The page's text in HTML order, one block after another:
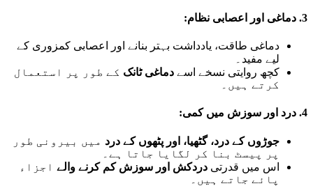
3. دماغی اور اعصابی نظام:
دماغی طاقت، یادداشت بہتر بنانے اور اعصابی کمزوری کے
لیے مفید۔
کچھ روایتی نسخے اسے دماغی ٹانک کے طور پر استعمال
کرتے ہیں۔
4. درد اور سوزش میں کمی:
جوڑوں کے درد، گٹھیا، اور پٹھوں کے درد میں بیرونی طور
پر پیسٹ بنا کر لگایا جاتا ہے۔
اس میں قدرتی دردکش اور سوزش کم کرنے والے اجزاء
پائے جاتے ہیں۔